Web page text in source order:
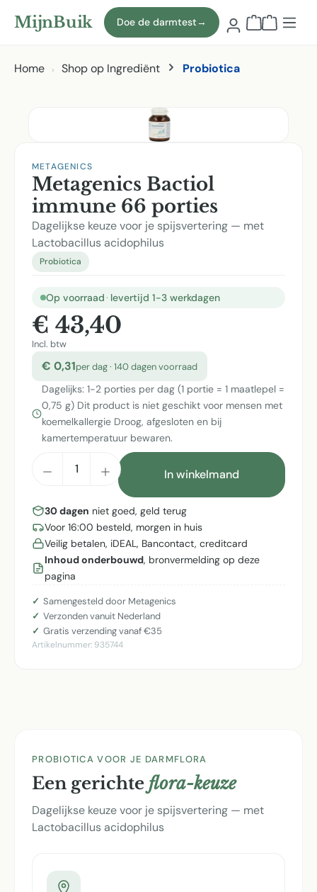
Naar hoofdinhoud
MijnBuik Doe de darmtest→
Home Shop op Ingrediënt Probiotica
METAGENICS
Metagenics Bactiol
immune 66 porties
Dagelijkse keuze voor je spijsvertering — met
Lactobacillus acidophilus
Probiotica
Op voorraad · levertijd 1-3 werkdagen
€ 43,40
Incl. btw
€ 0,31per dag · 140 dagen voorraad
Dagelijks: 1-2 porties per dag (1 portie = 1 maatlepel =
0,75 g) Dit product is niet geschikt voor mensen met
koemelkallergie Droog, afgesloten en bij
kamertemperatuur bewaren.
Producthoeveelheid: Voer de
In winkelmand
30 dagen niet goed, geld terug
Voor 16:00 besteld, morgen in huis
Veilig betalen, iDEAL, Bancontact, creditcard
Inhoud onderbouwd, bronvermelding op deze
pagina
Samengesteld door Metagenics
Verzonden vanuit Nederland
Gratis verzending vanaf €35
Artikelnummer: 935744
PROBIOTICA VOOR JE DARMFLORA
Een gerichte flora-keuze
Dagelijkse keuze voor je spijsvertering — met
Lactobacillus acidophilus